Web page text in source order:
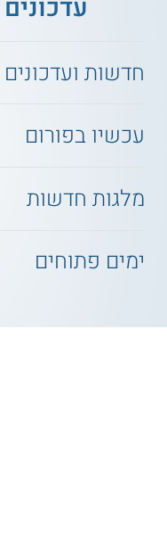
חדשות ועדכונים
עכשיו בפורום
מלגות חדשות
ימים פתוחים